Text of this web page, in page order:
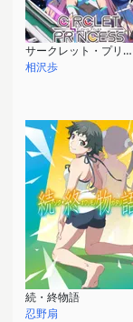
サークレット・プリンセス
相沢歩
続・終物語
忍野扇